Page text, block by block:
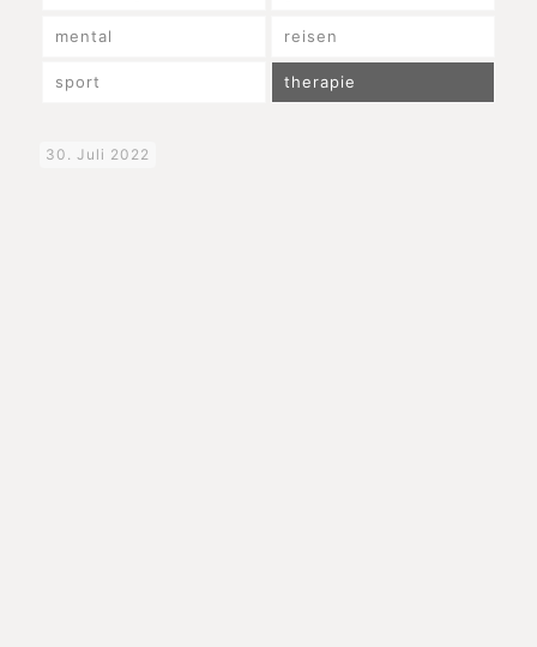
mental reisen
sport therapie
30. Juli 2022